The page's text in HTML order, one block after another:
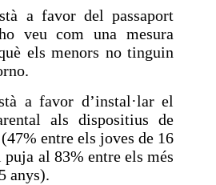
a favor del passaport
veu com una mesura
els menors no tinguin
a favor d’instal·lar el
als dispositius de
entre els joves de 16
puja al 83% entre els més
anys).